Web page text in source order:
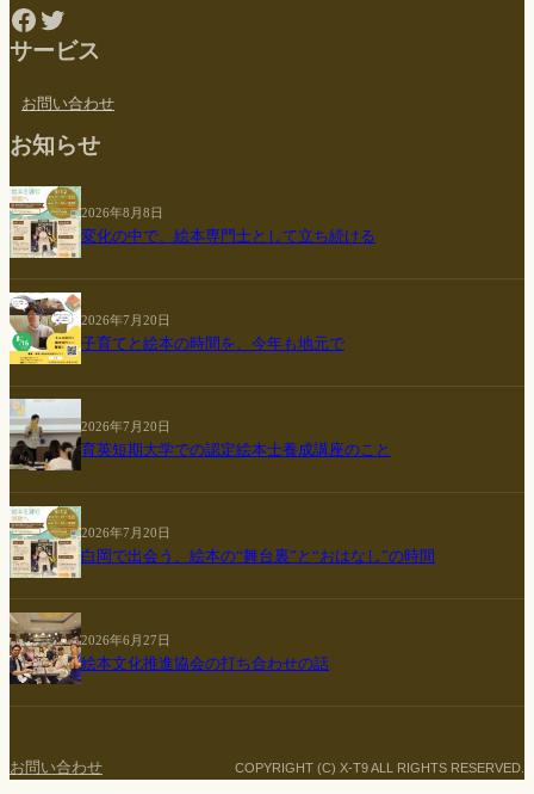
Facebook
Twitter
サービス
お問い合わせ
お知らせ
2026年8月8日
変化の中で、絵本専門士として立ち続ける
2026年7月20日
子育てと絵本の時間を、今年も地元で
2026年7月20日
育英短期大学での認定絵本士養成講座のこと
2026年7月20日
白岡で出会う、絵本の“舞台裏”と“おはなし”の時間
2026年6月27日
絵本文化推進協会の打ち合わせの話
お問い合わせ COPYRIGHT (C) X-T9 ALL RIGHTS RESERVED.